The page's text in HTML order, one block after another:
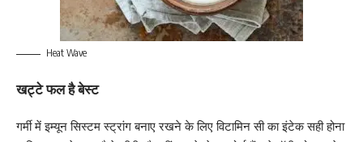
Heat Wave
खट्टे फल है बेस्ट
गर्मी में इम्यून सिस्टम स्ट्रांग बनाए रखने के लिए विटामिन सी का इंटेक सही होना